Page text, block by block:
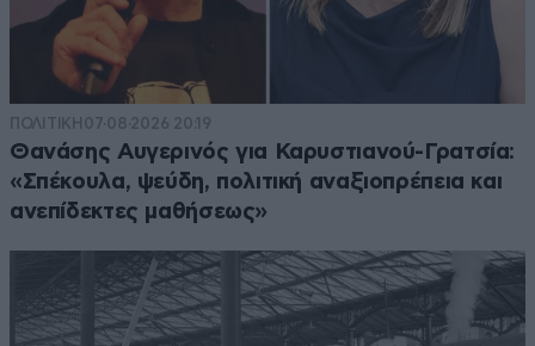
ΠΟΛΙΤΙΚΗ 07·08·2026 20:19
Θανάσης Αυγερινός για Καρυστιανού-Γρατσία:
«Σπέκουλα, ψεύδη, πολιτική αναξιοπρέπεια και
ανεπίδεκτες μαθήσεως»